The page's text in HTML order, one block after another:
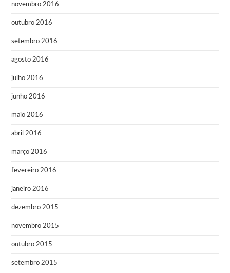
novembro 2016
outubro 2016
setembro 2016
agosto 2016
julho 2016
junho 2016
maio 2016
abril 2016
março 2016
fevereiro 2016
janeiro 2016
dezembro 2015
novembro 2015
outubro 2015
setembro 2015